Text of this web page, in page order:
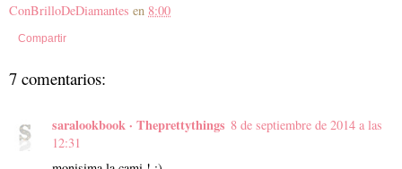
ConBrilloDeDiamantes en 8:00
Compartir
7 comentarios:
saralookbook · Theprettythings 8 de septiembre de 2014 a las
12:31